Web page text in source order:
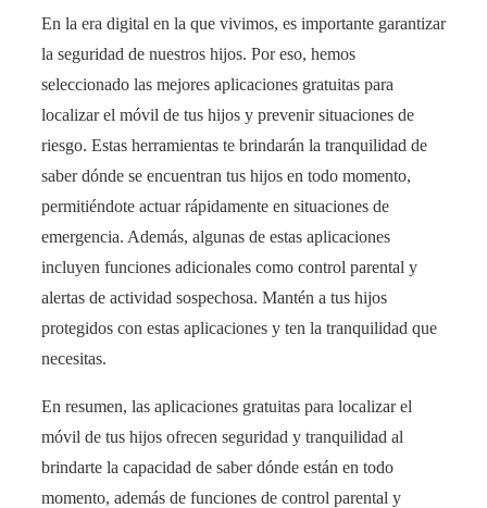
En la era digital en la que vivimos, es importante garantizar
la seguridad de nuestros hijos. Por eso, hemos
seleccionado las mejores aplicaciones gratuitas para
localizar el móvil de tus hijos y prevenir situaciones de
riesgo. Estas herramientas te brindarán la tranquilidad de
saber dónde se encuentran tus hijos en todo momento,
permitiéndote actuar rápidamente en situaciones de
emergencia. Además, algunas de estas aplicaciones
incluyen funciones adicionales como control parental y
alertas de actividad sospechosa. Mantén a tus hijos
protegidos con estas aplicaciones y ten la tranquilidad que
necesitas.
En resumen, las aplicaciones gratuitas para localizar el
móvil de tus hijos ofrecen seguridad y tranquilidad al
brindarte la capacidad de saber dónde están en todo
momento, además de funciones de control parental y